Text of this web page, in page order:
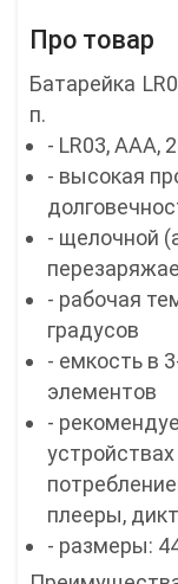
Про товар
Батарейка
п.
- LR03, AAA,
- высокая
- щелочной
- рабочая
градусов
- емкость в
элементов
-
плееры,
- размеры: